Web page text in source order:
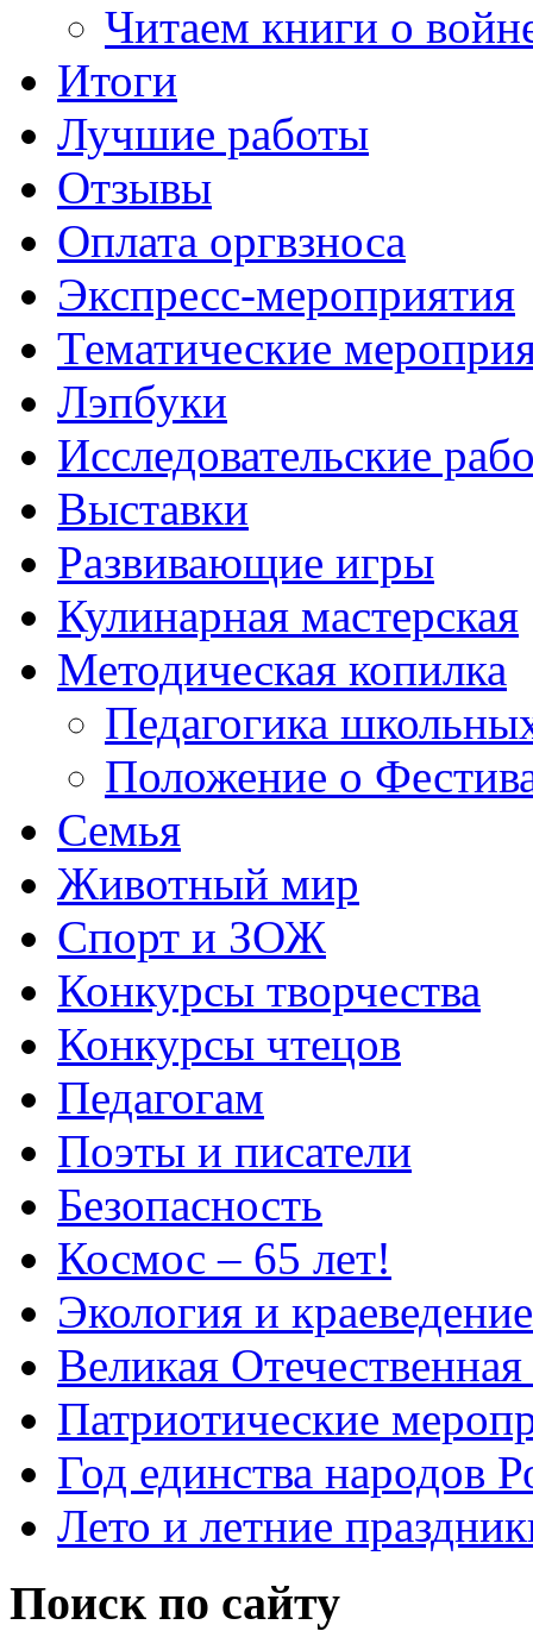
Читаем книги о
Итоги
Лучшие работы
Отзывы
Оплата оргвзноса
Экспресс-мероприятия
Тематические
Лэпбуки
Исследовательские
Выставки
Развивающие игры
Кулинарная мастерская
Методическая копилка
Педагогика
Положение о
Семья
Животный мир
Спорт и ЗОЖ
Конкурсы творчества
Конкурсы чтецов
Педагогам
Поэты и писатели
Безопасность
Космос – 65 лет!
Экология и краеведение
Великая
Патриотические
Год единства народов
Лето и летние
Поиск по сайту